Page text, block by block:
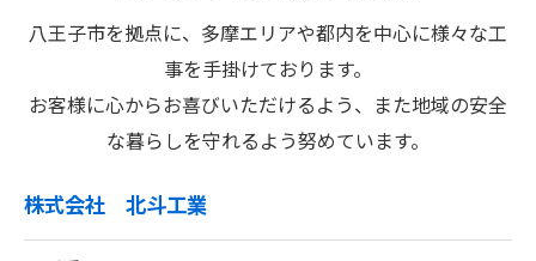
八王子市を拠点に、多摩エリアや都内を中心に様々な工
事を手掛けております。
お客様に心からお喜びいただけるよう、また地域の安全
な暮らしを守れるよう努めています。
株式会社 北斗工業